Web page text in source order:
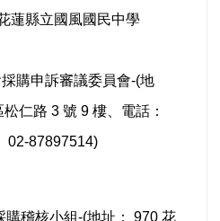
蓮縣立國風國民中學
購申訴審議委員會-(地
仁路 3 號 9 樓、電話：
02-87897514)
購稽核小組-(地址： 970 花